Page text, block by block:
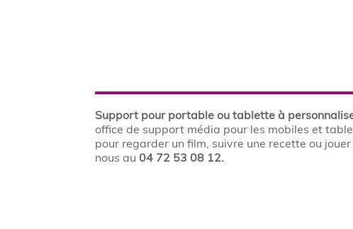
Support pour portable ou tablette à
office de support média pour les mobiles et
pour regarder un film, suivre une recette ou
nous au04 72 53 08 12.